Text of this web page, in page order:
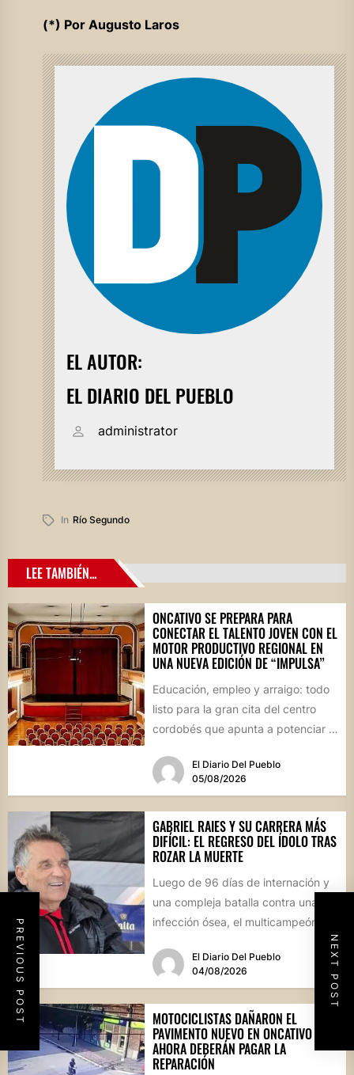
(*) Por Augusto Laros
EL AUTOR:
EL DIARIO DEL PUEBLO
administrator
In Río Segundo
PREVIOUS POST NEXT POST
LEE TAMBIÉN...
ONCATIVO SE PREPARA PARA
CONECTAR EL TALENTO JOVEN CON EL
MOTOR PRODUCTIVO REGIONAL EN
UNA NUEVA EDICIÓN DE “IMPULSA”
Educación, empleo y arraigo: todo
listo para la gran cita del centro
cordobés que apunta a potenciar el
El Diario Del Pueblo
05/08/2026
GABRIEL RAIES Y SU CARRERA MÁS
DIFÍCIL: EL REGRESO DEL ÍDOLO TRAS
ROZAR LA MUERTE
Luego de 96 días de internación y
una compleja batalla contra una
infección ósea, el multicampeón de
El Diario Del Pueblo
04/08/2026
MOTOCICLISTAS DAÑARON EL
PAVIMENTO NUEVO EN ONCATIVO Y
AHORA DEBERÁN PAGAR LA
REPARACIÓN